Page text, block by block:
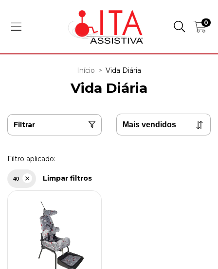
0
Início > Vida Diária
Vida Diária
Filtrar
Filtro aplicado:
40 Limpar filtros